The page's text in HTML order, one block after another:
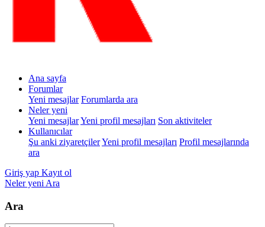
Ana sayfa
Forumlar
Yeni mesajlar Forumlarda ara
Neler yeni
Yeni mesajlarYeni profil mesajları Son aktiviteler
Kullanıcılar
Şu anki ziyaretçilerYeni profil mesajları Profil mesajlarında
ara
Giriş yap Kayıt ol
Neler yeni Ara
Ara